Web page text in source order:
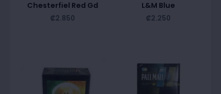
Chesterfiel Red Gd
₡2.850
L&M Blue
₡2.250